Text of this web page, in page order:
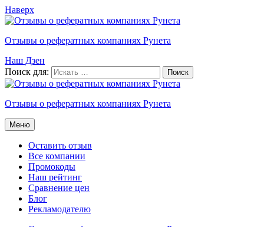
Наверх
Отзывы о рефератных компаниях Рунета
Наш Дзен
Поиск для:
Отзывы о рефератных компаниях Рунета
Меню
Оставить отзыв
Все компании
Промокоды
Наш рейтинг
Сравнение цен
Блог
Рекламодателю